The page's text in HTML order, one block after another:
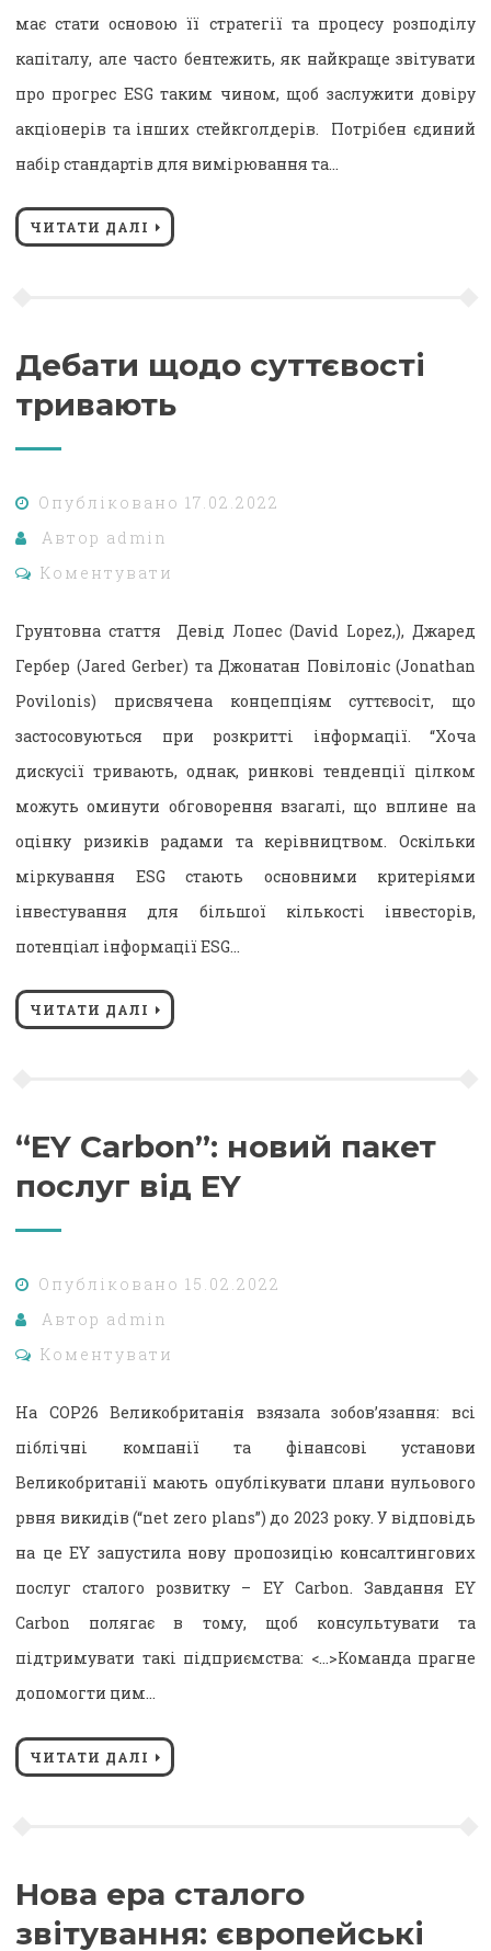
має стати основою її стратегії та процесу розподілу
капіталу, але часто бентежить, як найкраще звітувати
про прогрес ESG таким чином, щоб заслужити довіру
акціонерів та інших стейкголдерів. Потрібен єдиний
набір стандартів для вимірювання та…
ЧИТАТИ ДАЛІ
Дебати щодо суттєвості
тривають
Опубліковано 17.02.2022
Автор admin
Коментувати
Грунтовна стаття Девід Лопес (David Lopez,), Джаред
Гербер (Jared Gerber) та Джонатан Повілоніс (Jonathan
Povilonis) присвячена концепціям суттєвосіт, що
застосовуються при розкритті інформації. “Хоча
дискусії тривають, однак, ринкові тенденції цілком
можуть оминути обговорення взагалі, що вплине на
оцінку ризиків радами та керівництвом. Оскільки
міркування ESG стають основними критеріями
інвестування для більшої кількості інвесторів,
потенціал інформації ESG…
ЧИТАТИ ДАЛІ
“EY Carbon”: новий пакет
послуг від EY
Опубліковано 15.02.2022
Автор admin
Коментувати
На COP26 Великобританія взязала зобов’язання: всі
піблічні компанії та фінансові установи
Великобританії мають опублікувати плани нульового
рвня викидів (“net zero plans”) до 2023 року. У відповідь
на це EY запустила нову пропозицію консалтингових
послуг сталого розвитку – EY Carbon. Завдання EY
Carbon полягає в тому, щоб консультувати та
підтримувати такі підприємства: <…>Команда прагне
допомогти цим…
ЧИТАТИ ДАЛІ
Нова ера сталого
звітування: європейські